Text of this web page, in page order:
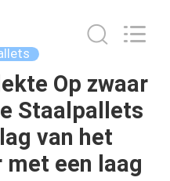
Op zwaar
Staalpallets
van het
met een laag